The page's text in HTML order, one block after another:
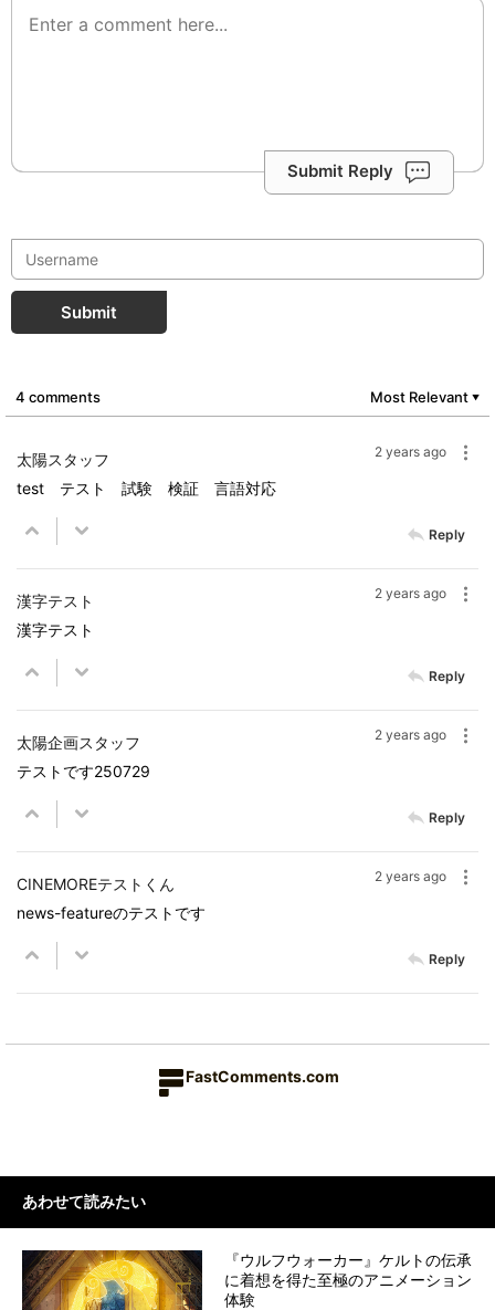
Submit Reply
Submit
4 comments Most Relevant ▼
2 years ago
太陽スタッフ
test テスト 試験 検証 言語対応
Reply
2 years ago
漢字テスト
漢字テスト
Reply
2 years ago
太陽企画スタッフ
テストです250729
Reply
2 years ago
CINEMOREテストくん
news-featureのテストです
Reply
FastComments.com
あわせて読みたい
『ウルフウォーカー』ケルトの伝承
に着想を得た至極のアニメーション
体験